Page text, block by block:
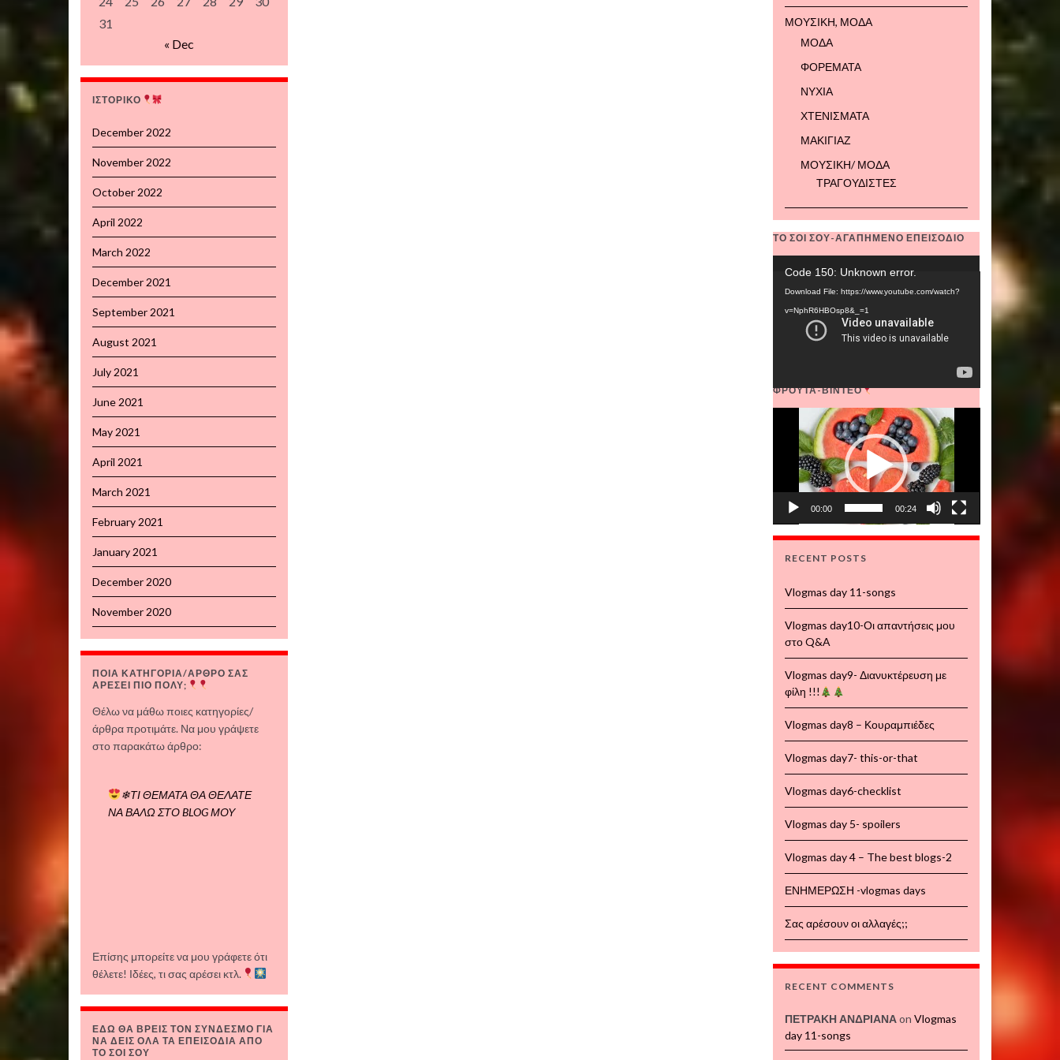
31
« Dec
ΙΣΤΟΡΙΚΟ
December 2022
November 2022
October 2022
April 2022
March 2022
December 2021
September 2021
August 2021
July 2021
June 2021
May 2021
April 2021
March 2021
February 2021
January 2021
December 2020
November 2020
ΠΟΙΑ ΚΑΤΗΓΟΡΙΑ/ΑΡΘΡΟ ΣΑΣ
ΑΡΕΣΕΙ ΠΙΟ ΠΟΛΥ;
Θέλω να μάθω ποιες κατηγορίες/
άρθρα προτιμάτε. Να μου γράψετε
στο παρακάτω άρθρο:
❄ΤΙ ΘΕΜΑΤΑ ΘΑ ΘΕΛΑΤΕ
ΝΑ ΒΑΛΩ ΣΤΟ BLOG ΜΟΥ
Επίσης μπορείτε να μου γράφετε ότι
θέλετε! Ιδέες, τι σας αρέσει κτλ.
ΕΔΩ ΘΑ ΒΡΕΙΣ ΤΟΝ ΣΥΝΔΕΣΜΟ ΓΙΑ
ΝΑ ΔΕΙΣ ΟΛΑ ΤΑ ΕΠΕΙΣΟΔΙΑ ΑΠΟ
ΤΟ ΣΟΙ ΣΟΥ
ΜΟΥΣΙΚΗ, ΜΟΔΑ
ΜΟΔΑ
ΦΟΡΕΜΑΤΑ
ΝΥΧΙΑ
ΧΤΕΝΙΣΜΑΤΑ
ΜΑΚΙΓΙΑΖ
ΜΟΥΣΙΚΗ/ ΜΟΔΑ
ΤΡΑΓΟΥΔΙΣΤΕΣ
ΤΟ ΣΟΙ ΣΟΥ-ΑΓΑΠΗΜΕΝΟ ΕΠΕΙΣΟΔΙΟ
Code 150: Unknown error.
Download File: https://www.youtube.com/watch?
v=NphR6HBOsp8&_=1
ΦΡΟΥΤΑ-ΒΙΝΤΕΟ
Player
00:00 00:24
RECENT POSTS
Vlogmas day 11-songs
Vlogmas day10-Οι απαντήσεις μου
στο Q&A
Vlogmas day9- Διανυκτέρευση με
φίλη !!!
Vlogmas day8 – Κουραμπιέδες
Vlogmas day7- this-or-that
Vlogmas day6-checklist
Vlogmas day 5- spoilers
Vlogmas day 4 – The best blogs-2
ΕΝΗΜΕΡΩΣΗ -vlogmas days
Σας αρέσουν οι αλλαγές;;
RECENT COMMENTS
ΠΕΤΡΑΚΗ ΑΝΔΡΙΑΝΑon Vlogmas
day 11-songs